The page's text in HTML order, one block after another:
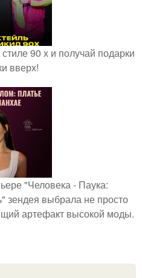
90 х и получай подарки
вверх!
"Человека - Паука:
выбрала не просто
артефакт высокой моды.